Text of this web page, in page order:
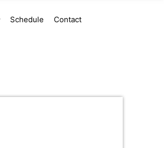
Schedule Contact